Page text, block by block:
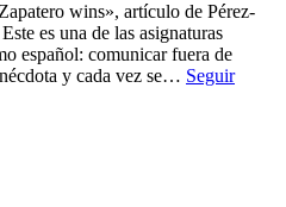
wins», artículo de Pérez-
es una de las asignaturas
español: comunicar fuera de
y cada vez se… Seguir